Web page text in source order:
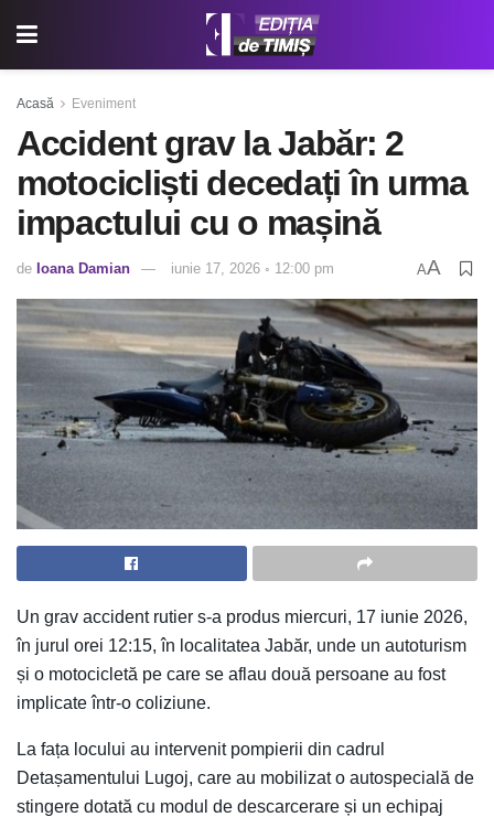
Acasă Eveniment
Accident grav la Jabăr: 2
motocicliști decedați în urma
impactului cu o mașină
de Ioana Damian iunie 17, 2026 ◦ 12:00 pm AA
Un grav accident rutier s-a produs miercuri, 17 iunie 2026,
în jurul orei 12:15, în localitatea Jabăr, unde un autoturism
și o motocicletă pe care se aflau două persoane au fost
implicate într-o coliziune.
La fața locului au intervenit pompierii din cadrul
Detașamentului Lugoj, care au mobilizat o autospecială de
stingere dotată cu modul de descarcerare și un echipaj